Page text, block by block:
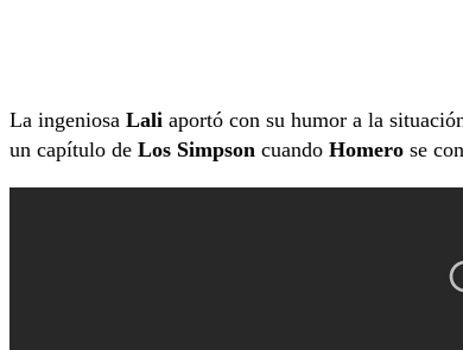
La ingeniosa Lali aportó con su humor a la
un capítulo de Los Simpson cuando Homero se